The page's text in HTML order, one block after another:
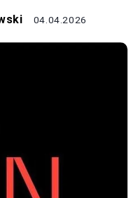
04.04.2026